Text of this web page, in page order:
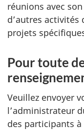
réunions avec
d’autres activités
projets
Pour toute
Veuillez envoyer
l’administrateur
des participants à